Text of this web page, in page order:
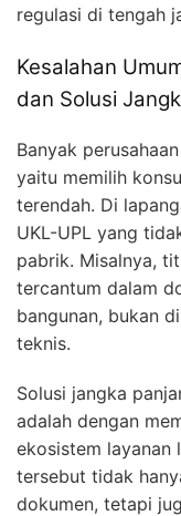
regulasi di tengah
Kesalahan
dan Solusi
Banyak
yaitu memilih
terendah. Di
UKL-UPL yang
pabrik. Misalnya,
tercantum dalam
bangunan, bukan
teknis.
Solusi jangka
adalah dengan
ekosistem layanan
tersebut tidak
dokumen, tetapi